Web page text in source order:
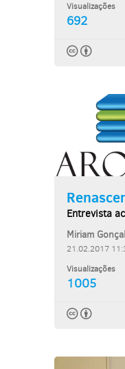
Visualizações
692
Entrevista
21.02.2017
Visualizações
1005